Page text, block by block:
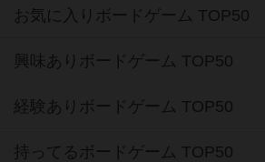
お気に入りボードゲーム TOP50
興味ありボードゲーム TOP50
経験ありボードゲーム TOP50
持ってるボードゲーム TOP50